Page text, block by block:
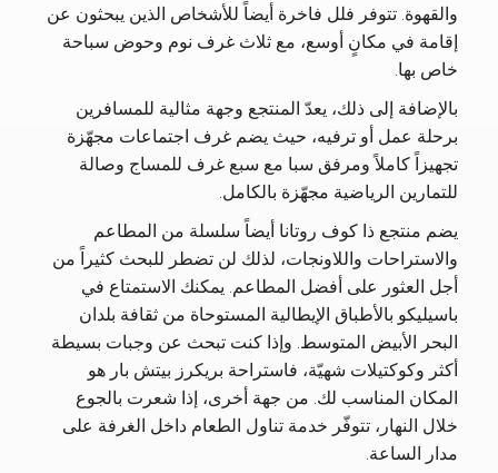
والقهوة. تتوفر فلل فاخرة أيضاً للأشخاص الذين يبحثون عن
إقامة في مكانٍ أوسع، مع ثلاث غرف نوم وحوض سباحة
خاص بها.
بالإضافة إلى ذلك، يعدّ المنتجع وجهة مثالية للمسافرين
برحلة عمل أو ترفيه، حيث يضم غرف اجتماعات مجهّزة
تجهيزاً كاملاً ومرفق سبا مع سبع غرف للمساج وصالة
للتمارين الرياضية مجهّزة بالكامل.
يضم منتجع ذا كوف روتانا أيضاً سلسلة من المطاعم
والاستراحات واللاونجات، لذلك لن تضطر للبحث كثيراً من
أجل العثور على أفضل المطاعم. يمكنك الاستمتاع في
باسيليكو بالأطباق الإيطالية المستوحاة من ثقافة بلدان
البحر الأبيض المتوسط. وإذا كنت تبحث عن وجبات بسيطة
أكثر وكوكتيلات شهيّة، فاستراحة بريكرز بيتش بار هو
المكان المناسب لك. من جهة أخرى، إذا شعرت بالجوع
خلال النهار، تتوفّر خدمة تناول الطعام داخل الغرفة على
مدار الساعة.